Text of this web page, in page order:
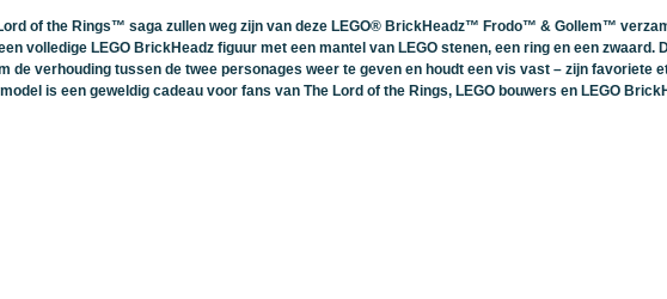
of the Rings™ saga zullen weg zijn van deze LEGO® BrickHeadz™ Frodo™ & Gollem™
volledige LEGO BrickHeadz figuur met een mantel van LEGO stenen, een ring en een zwaard.
de verhouding tussen de twee personages weer te geven en houdt een vis vast – zijn favoriete
is een geweldig cadeau voor fans van The Lord of the Rings, LEGO bouwers en LEGO